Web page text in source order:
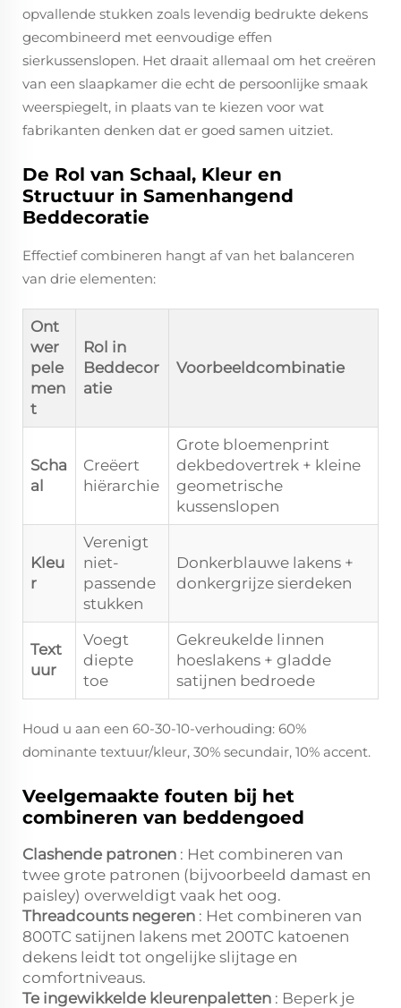
opvallende stukken zoals levendig bedrukte dekens
gecombineerd met eenvoudige effen
sierkussenslopen. Het draait allemaal om het creëren
van een slaapkamer die echt de persoonlijke smaak
weerspiegelt, in plaats van te kiezen voor wat
fabrikanten denken dat er goed samen uitziet.
De Rol van Schaal, Kleur en
Structuur in Samenhangend
Beddecoratie
Effectief combineren hangt af van het balanceren
van drie elementen:
Ont
wer
pele
men
t
Rol in
Beddecor
atie
Voorbeeldcombinatie
Scha
al
Creëert
hiërarchie
Grote bloemenprint
dekbedovertrek + kleine
geometrische
kussenslopen
Kleu
r
Verenigt
niet-
passende
stukken
Donkerblauwe lakens +
donkergrijze sierdeken
Text
uur
Voegt
diepte
toe
Gekreukelde linnen
hoeslakens + gladde
satijnen bedroede
Houd u aan een 60-30-10-verhouding: 60%
dominante textuur/kleur, 30% secundair, 10% accent.
Veelgemaakte fouten bij het
combineren van beddengoed
Clashende patronen : Het combineren van
twee grote patronen (bijvoorbeeld damast en
paisley) overweldigt vaak het oog.
Threadcounts negeren : Het combineren van
800TC satijnen lakens met 200TC katoenen
dekens leidt tot ongelijke slijtage en
comfortniveaus.
Te ingewikkelde kleurenpaletten : Beperk je